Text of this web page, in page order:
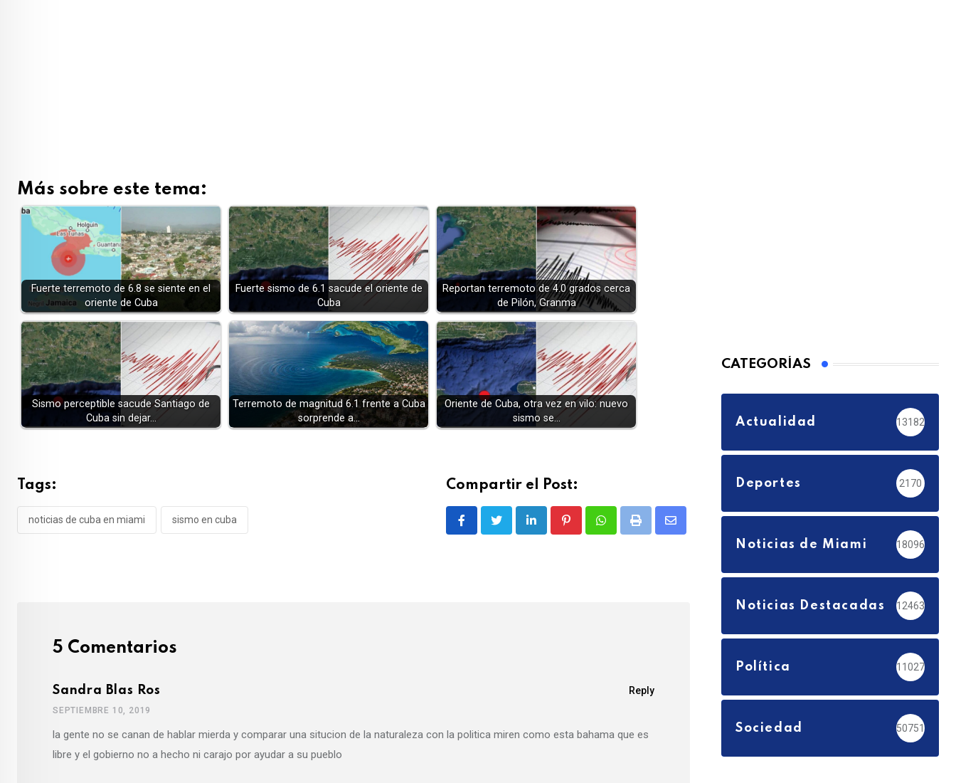
Más sobre este tema:
Fuerte terremoto de 6.8 se siente en el
oriente de Cuba
Fuerte sismo de 6.1 sacude el oriente de
Cuba
Reportan terremoto de 4.0 grados cerca
de Pilón, Granma
Sismo perceptible sacude Santiago de
Cuba sin dejar…
Terremoto de magnitud 6.1 frente a Cuba
sorprende a…
Oriente de Cuba, otra vez en vilo: nuevo
sismo se…
Tags:
noticias de cuba en miami sismo en cuba
Compartir el Post:
LinkedIn PinterestWhatsappPrint
Share
5 Comentarios
Reply
Sandra Blas Ros
SEPTIEMBRE 10, 2019
la gente no se canan de hablar mierda y comparar una situcion de la naturaleza con la politica miren como esta bahama que es
libre y el gobierno no a hecho ni carajo por ayudar a su pueblo
CATEGORÍAS
Actualidad 13182
Deportes 2170
Noticias de Miami 18096
Noticias Destacadas 12463
Política 11027
Sociedad 50751